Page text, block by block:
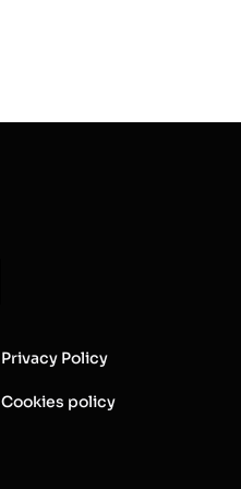
Privacy Policy
Cookies policy